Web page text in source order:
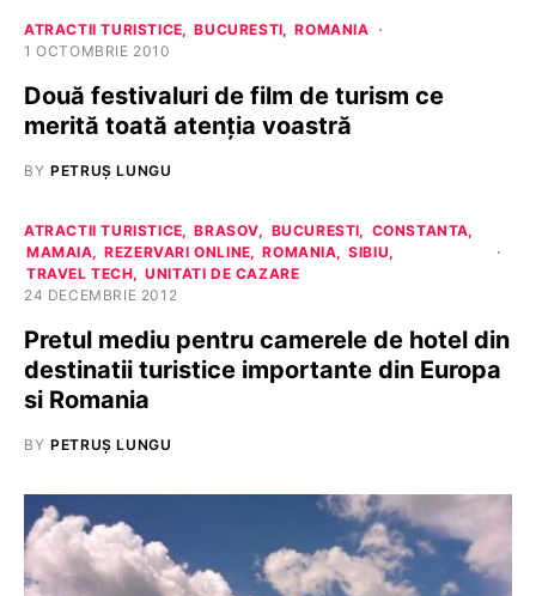
ATRACTII TURISTICE BUCURESTI
ROMANIA
1 OCTOMBRIE 2010
Două festivaluri de film de turism ce
merită toată atenţia voastră
BY PETRUȘ LUNGU
ATRACTII TURISTICE BRASOV BUCURESTI
CONSTANTA
MAMAIA
REZERVARI ONLINE ROMANIA
SIBIU
TRAVEL TECH
UNITATI DE CAZARE
24 DECEMBRIE 2012
Pretul mediu pentru camerele de hotel din
destinatii turistice importante din Europa
si Romania
BY PETRUȘ LUNGU